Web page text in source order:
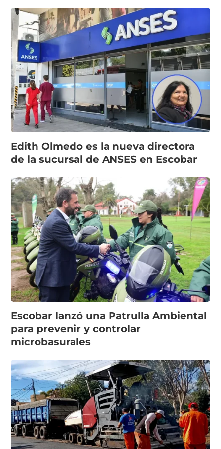
Edith Olmedo es la nueva directora
de la sucursal de ANSES en Escobar
Escobar lanzó una Patrulla Ambiental
para prevenir y controlar
microbasurales